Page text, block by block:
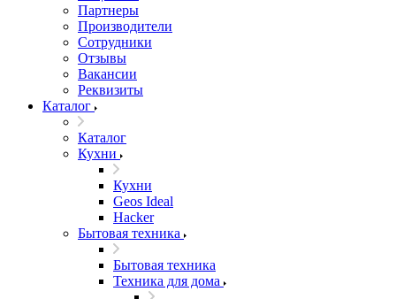
Партнеры
Производители
Сотрудники
Отзывы
Вакансии
Реквизиты
Каталог
Каталог
Кухни
Кухни
Geos Ideal
Hacker
Бытовая техника
Бытовая техника
Техника для дома